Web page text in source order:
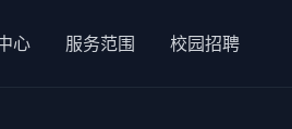
心 服务范围 校园招聘